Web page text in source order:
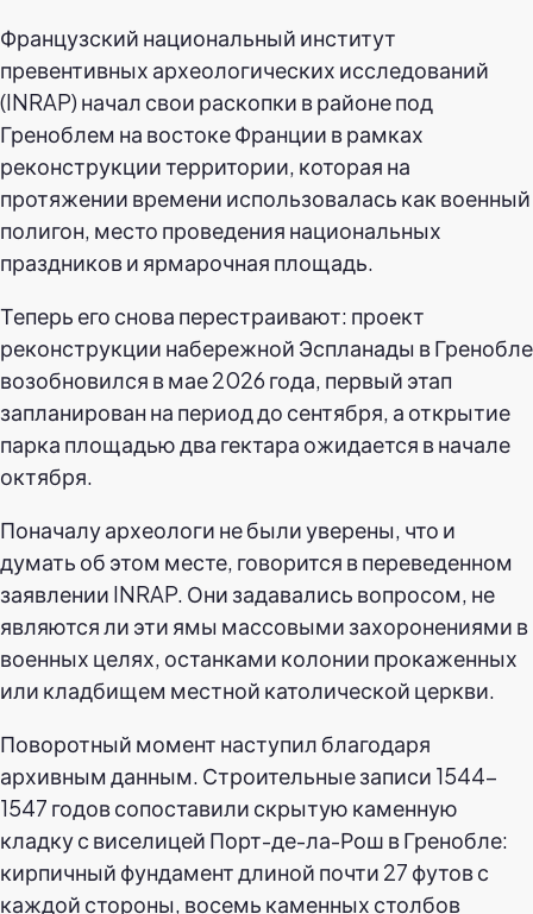
Французский национальный институт
превентивных археологических исследований
(INRAP) начал свои раскопки в районе под
Греноблем на востоке Франции в рамках
реконструкции территории, которая на
протяжении времени использовалась как военный
полигон, место проведения национальных
праздников и ярмарочная площадь.
Теперь его снова перестраивают: проект
реконструкции набережной Эспланады в Гренобле
возобновился в мае 2026 года, первый этап
запланирован на период до сентября, а открытие
парка площадью два гектара ожидается в начале
октября.
Поначалу археологи не были уверены, что и
думать об этом месте, говорится в переведенном
заявлении INRAP. Они задавались вопросом, не
являются ли эти ямы массовыми захоронениями в
военных целях, останками колонии прокаженных
или кладбищем местной католической церкви.
Поворотный момент наступил благодаря
архивным данным. Строительные записи 1544-
1547 годов сопоставили скрытую каменную
кладку с виселицей Порт-де-ла-Рош в Гренобле:
кирпичный фундамент длиной почти 27 футов с
каждой стороны, восемь каменных столбов